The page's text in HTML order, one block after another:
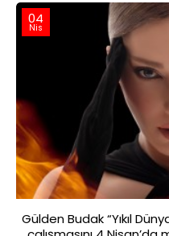
04
Nis
Gülden Budak “Yıkıl